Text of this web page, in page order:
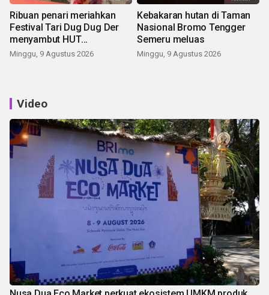
Ribuan penari meriahkan
Festival Tari Dug Dug Der
menyambut HUT
Kemerdekaan
Minggu, 9 Agustus 2026
Kebakaran hutan di Taman
Nasional Bromo Tengger
Semeru meluas
Minggu, 9 Agustus 2026
Video